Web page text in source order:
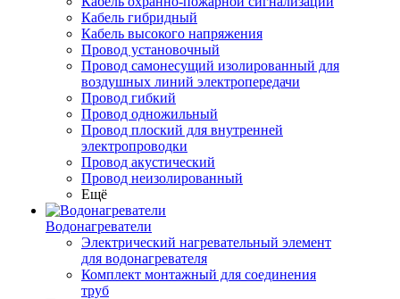
Кабель гибридный
Кабель высокого напряжения
Провод установочный
Провод самонесущий изолированный для
воздушных линий электропередачи
Провод гибкий
Провод одножильный
Провод плоский для внутренней
электропроводки
Провод акустический
Провод неизолированный
Ещё
Водонагреватели
Электрический нагревательный элемент
для водонагревателя
Комплект монтажный для соединения
труб